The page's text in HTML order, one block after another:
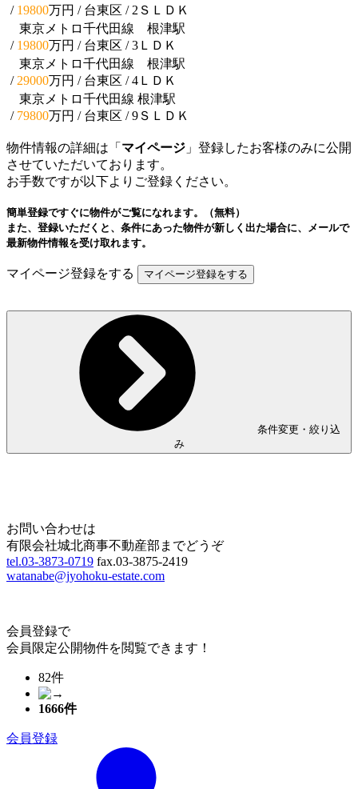
/ 19800万円 / 台東区 / 2ＳＬＤＫ
東京メトロ千代田線 根津駅
/ 19800万円 / 台東区 / 3ＬＤＫ
東京メトロ千代田線 根津駅
/ 29000万円 / 台東区 / 4ＬＤＫ
東京メトロ千代田線 根津駅
/ 79800万円 / 台東区 / 9ＳＬＤＫ
物件情報の詳細は「 マイページ 」登録したお客様のみに公開
させていただいております。
お手数ですが以下よりご登録ください。
簡単登録ですぐに物件がご覧になれます。（無料）
また、登録いただくと、条件にあった物件が新しく出た場合に、メールで
最新物件情報を受け取れます。
マイページ登録をする
条件変更・絞り込
み
お問い合わせは
有限会社城北商事不動産部までどうぞ
tel.03-3873-0719 fax.03-3875-2419
watanabe@jyohoku-estate.com
会員登録で
会員限定公開物件を閲覧できます！
82件
1666件
会員登録